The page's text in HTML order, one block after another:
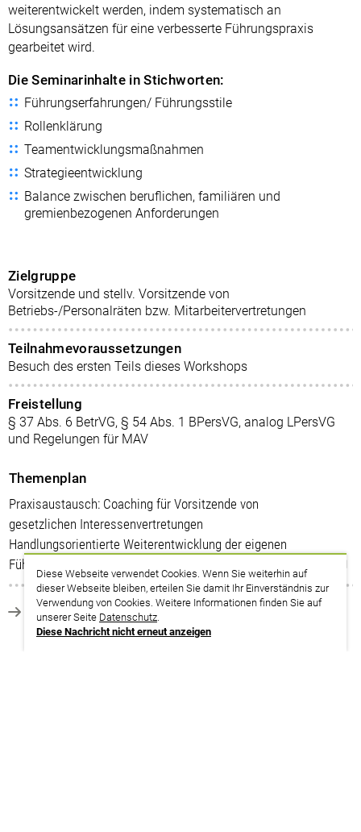
Diese Webseite verwendet Cookies. Wenn Sie weiterhin auf
dieser Webseite bleiben, erteilen Sie damit Ihr Einverständnis zur
Verwendung von Cookies. Weitere Informationen finden Sie auf
unserer Seite Datenschutz.
Diese Nachricht nicht erneut anzeigen
weiterentwickelt werden, indem systematisch an
Lösungsansätzen für eine verbesserte Führungspraxis
gearbeitet wird.
Die Seminarinhalte in Stichworten:
Führungserfahrungen/ Führungsstile
Rollenklärung
Teamentwicklungsmaßnahmen
Strategieentwicklung
Balance zwischen beruflichen, familiären und
gremienbezogenen Anforderungen
Zielgruppe
Vorsitzende und stellv. Vorsitzende von
Betriebs-/Personalräten bzw. Mitarbeitervertretungen
Teilnahmevoraussetzungen
Besuch des ersten Teils dieses Workshops
Freistellung
§ 37 Abs. 6 BetrVG, § 54 Abs. 1 BPersVG, analog LPersVG
und Regelungen für MAV
Themenplan
Praxisaustausch: Coaching für Vorsitzende von
gesetzlichen Interessenvertretungen
Handlungsorientierte Weiterentwicklung der eigenen
Führungspraxis
zurück zur Suche